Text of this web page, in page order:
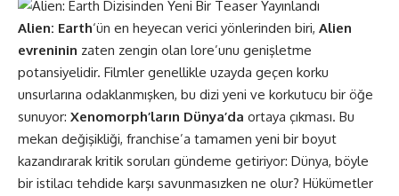
Alien: Earth‘ün en heyecan verici yönlerinden biri, Alien
evreninin zaten zengin olan lore’unu genişletme
potansiyelidir. Filmler genellikle uzayda geçen korku
unsurlarına odaklanmışken, bu dizi yeni ve korkutucu bir öğe
sunuyor: Xenomorph’ların Dünya’da ortaya çıkması. Bu
mekan değişikliği, franchise’a tamamen yeni bir boyut
kazandırarak kritik soruları gündeme getiriyor: Dünya, böyle
bir istilacı tehdide karşı savunmasızken ne olur? Hükümetler